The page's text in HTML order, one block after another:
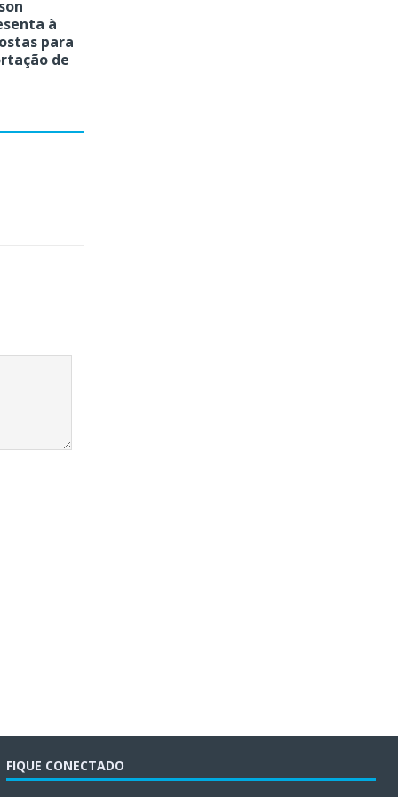
à
para
de
FIQUE CONECTADO